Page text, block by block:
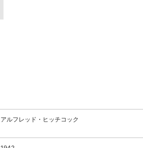
アルフレッド・ヒッチコック